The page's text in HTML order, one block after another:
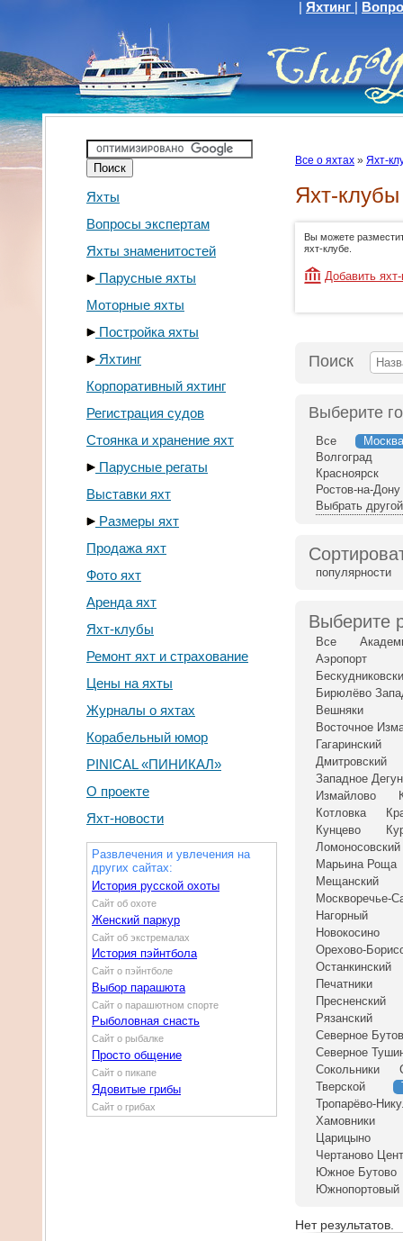
Яхтинг
Яхты
Вопросы экспертам
Яхты знаменитостей
Парусные яхты
Моторные яхты
Постройка яхты
Яхтинг
Корпоративный яхтинг
Регистрация судов
Стоянка и хранение яхт
Парусные регаты
Выставки яхт
Размеры яхт
Продажа яхт
Фото яхт
Аренда яхт
Яхт-клубы
Ремонт яхт и страхование
Цены на яхты
Журналы о яхтах
Корабельный юмор
PINICAL «ПИНИКАЛ»
О проекте
Яхт-новости
Развлечения и увлечения на
других сайтах:
История русской охоты
Сайт об охоте
Женский паркур
Сайт об экстремалах
История пэйнтбола
Сайт о пэйнтболе
Выбор парашюта
Сайт о парашютном спорте
Рыболовная снасть
Сайт о рыбалке
Просто общение
Сайт о пикапе
Ядовитые грибы
Сайт о грибах
Все о яхтах » Яхт-
Яхт-
Вы можете
яхт-клубе.
Добавить
Поиск
Выберите
Все Москва
Волгоград
Красноярск
Ростов-на-Дону
Выбрать
популярности
Выберите
Все
Аэропорт
Бирюлёво
Вешняки
Восточное
Гагаринский
Дмитровский
Западное
Измайлово
Котловка
Кунцево
Ломоносовский
Марьина Роща
Мещанский
Москворечье-
Нагорный
Новокосино
Орехово-
Останкинский
Печатники
Пресненский
Рязанский
Северное
Северное
Сокольники
Тверской
Тропарёво-
Хамовники
Царицыно
Чертаново
Южное Бутово
Южнопортовый
Нет результатов.